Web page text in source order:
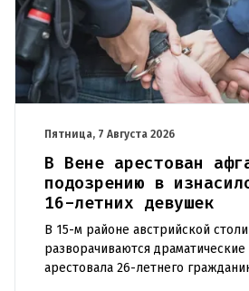
Пятница, 7 Августа 2026
В Вене арестован
подозрению в
16-летних девушек
В 15-м районе австрийской
разворачиваются
арестовала 26-летнего